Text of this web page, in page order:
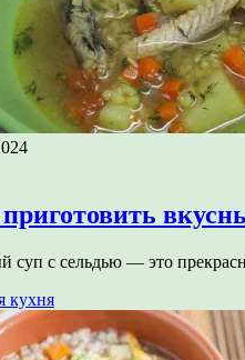
суп с сельдью — это
кухня